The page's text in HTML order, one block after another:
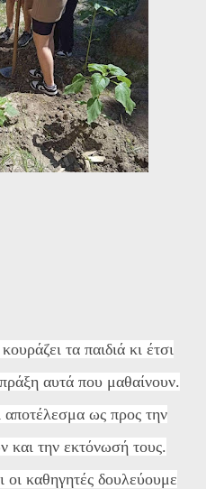
τα παιδιά κι έτσι
αυτά που μαθαίνουν.
αποτέλεσμα ως προς την
και την εκτόνωσή τους.
οι καθηγητές δουλεύουμε